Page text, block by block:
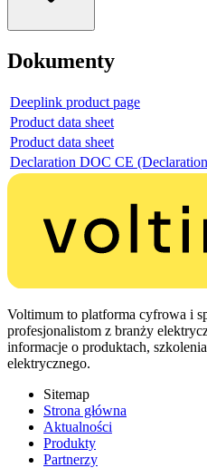
Dokumenty
Deeplink product page
Product data sheet
Product data sheet
Declaration DOC CE
Voltimum to platforma cyfrowa i
profesjonalistom z branży
informacje o produktach,
elektrycznego.
Sitemap
Strona główna
Aktualności
Produkty
Partnerzy